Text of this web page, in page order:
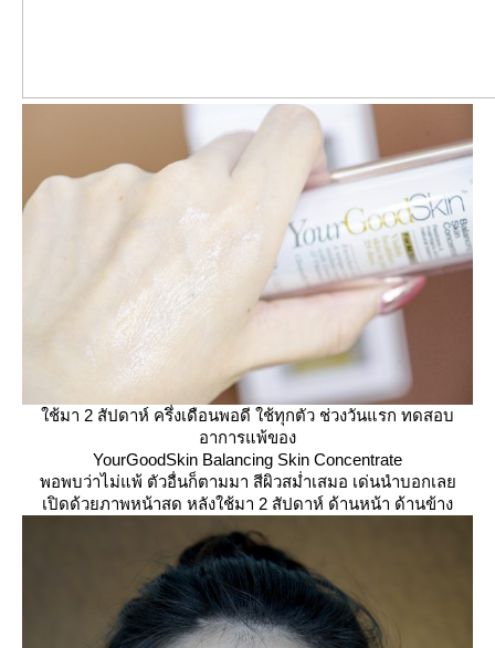
ช้มา 2 สัปดาห์ ครึ่งเดือนพอดี ใช้ทุกตัว ช่วงวันแรก ทดสอบ
อาการแพ้ของ
YourGoodSkin Balancing Skin Concentrate
พอพบว่าไม่แพ้ ตัวอื่นก็ตามมา สีผิวสม่ำเสมอ เด่นนำบอกเล
เปิดด้วยภาพหน้าสด หลังใช้มา 2 สัปดาห์ ด้านหน้า ด้านข้าง